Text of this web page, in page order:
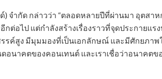
จำกัด กล่าวว่า “ตลอดหลายปีที่ผ่านมา อุตสา
ต่อไป แต่กำลังสร้างเรื่องราวที่จุดประกายแร
รค์สูง มีมุมมองที่เป็นเอกลักษณ์ และมีศักยภาพ
นาคตของคอนเทนต์ และเราเชื่อว่าอนาคตข